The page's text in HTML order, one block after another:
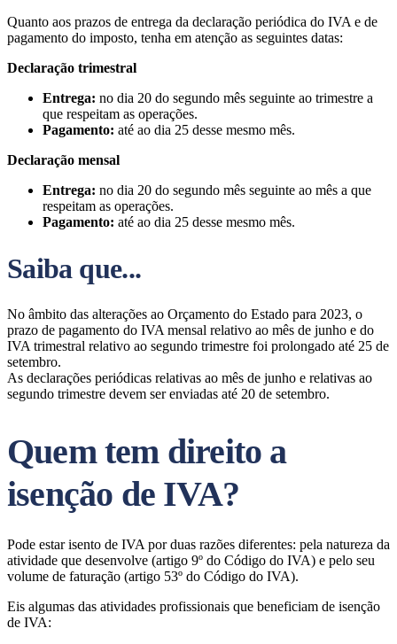
Quanto aos prazos de entrega da declaração periódica do IVA e de
pagamento do imposto, tenha em atenção as seguintes datas:
Declaração trimestral
Entrega: no dia 20 do segundo mês seguinte ao trimestre a
que respeitam as operações.
Pagamento: até ao dia 25 desse mesmo mês.
Declaração mensal
Entrega: no dia 20 do segundo mês seguinte ao mês a que
respeitam as operações.
Pagamento: até ao dia 25 desse mesmo mês.
Saiba que...
No âmbito das alterações ao Orçamento do Estado para 2023, o
prazo de pagamento do IVA mensal relativo ao mês de junho e do
IVA trimestral relativo ao segundo trimestre foi prolongado até 25 de
setembro.
As declarações periódicas relativas ao mês de junho e relativas ao
segundo trimestre devem ser enviadas até 20 de setembro.
Quem tem direito a
isenção de IVA?
Pode estar isento de IVA por duas razões diferentes: pela natureza da
atividade que desenvolve (artigo 9º do Código do IVA) e pelo seu
volume de faturação (artigo 53º do Código do IVA).
Eis algumas das atividades profissionais que beneficiam de isenção
de IVA: